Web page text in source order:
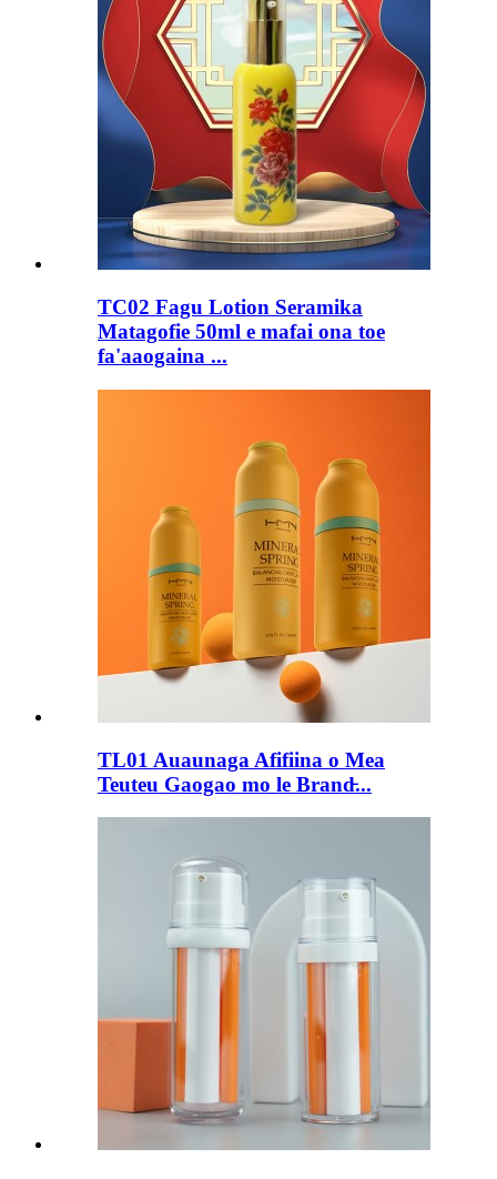
TC02 Fagu Lotion Seramika
Matagofie 50ml e mafai ona toe
fa'aaogaina ...
TL01 Auaunaga Afifiina o Mea
Teuteu Gaogao mo le Brand̵...